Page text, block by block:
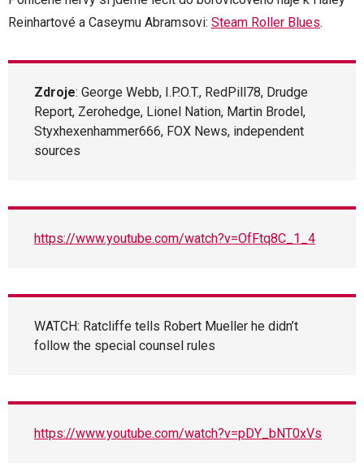
Reinhartové a Caseymu Abramsovi: Steam Roller Blues.
Zdroje: George Webb, I.P.O.T., RedPill78, Drudge
Report, Zerohedge, Lionel Nation, Martin Brodel,
Styxhexenhammer666, FOX News, independent
sources
https://www.youtube.com/watch?v=OfFtq8C_1_4
WATCH: Ratcliffe tells Robert Mueller he didn’t
follow the special counsel rules
https://www.youtube.com/watch?v=pDY_bNT0xVs